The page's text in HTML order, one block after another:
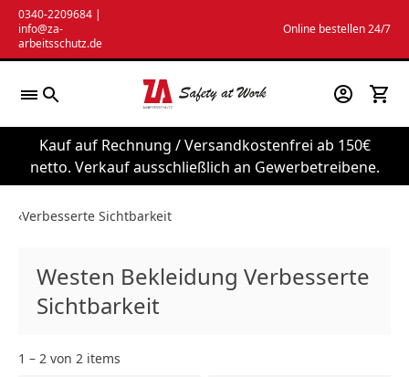
Zum
Inhalt
springen
0340-2209684 |
info@za-
arbeitsschutz.de
Online bestellen 24/7
Kauf auf Rechnung / Versandkostenfrei ab 150€
netto. Verkauf ausschließlich an Gewerbetreibene.
‹Verbesserte Sichtbarkeit
Westen Bekleidung Verbesserte
Sichtbarkeit
1 – 2 von 2 items